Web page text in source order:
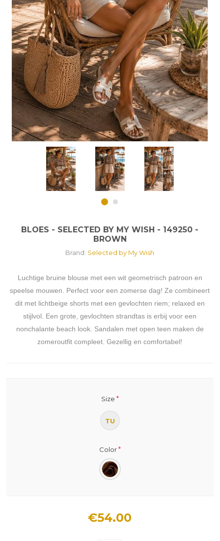
BLOES - SELECTED BY MY WISH - 149250 -
BROWN
Brand: Selected by My Wish
Luchtige bruine blouse met een wit geometrisch patroon en
speelse mouwen. Perfect voor een zomerse dag! Ze combineert
dit met lichtbeige shorts met een gevlochten riem; relaxed en
stijlvol. Een grote, gevlochten strandtas is erbij voor een
nonchalante beach look. Sandalen met open teen maken de
zomeroutfit compleet. Gezellig en comfortabel!
Size *
TU
Color*
€54.00